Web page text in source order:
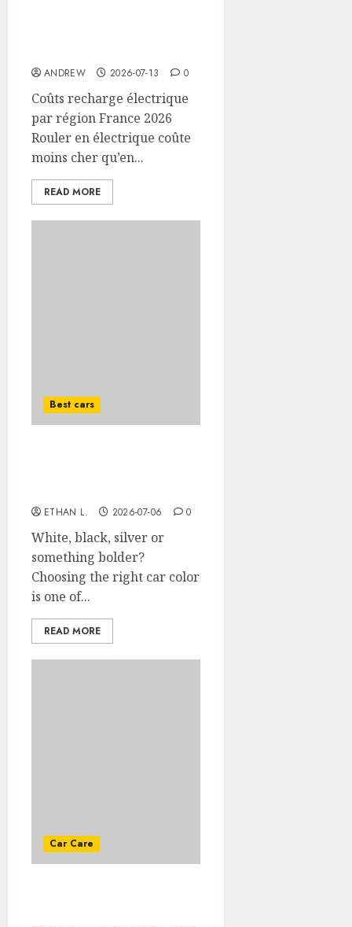
ANDREW 2026-07-13 0
Coûts recharge électrique
par région France 2026
Rouler en électrique coûte
moins cher qu’en...
READ MORE
Best cars
ETHAN L. 2026-07-06 0
White, black, silver or
something bolder?
Choosing the right car color
is one of...
READ MORE
Car Care